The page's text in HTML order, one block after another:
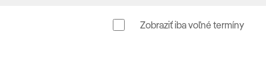
tenis • šípky • animácie pre deti a dospelých • disco •
Zobraziť iba voľné termíny